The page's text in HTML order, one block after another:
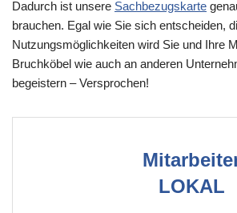
Dadurch ist unsere Sachbezugskarte
brauchen. Egal wie Sie sich entscheiden,
Nutzungsmöglichkeiten wird Sie und Ihre
Bruchköbel wie auch an anderen
begeistern – Versprochen!
LOKAL